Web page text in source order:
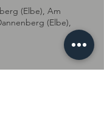
(Elbe), Am
(Elbe),